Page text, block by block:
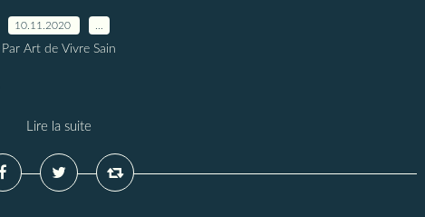
10.11.2020
Par Art de Vivre Sain
Lire la suite